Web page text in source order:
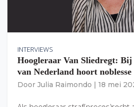
INTERVIEWS
Hoogleraar Van Sliedregt: Bij
van Nederland hoort noblesse
Door Julia Raimondo 18 mei